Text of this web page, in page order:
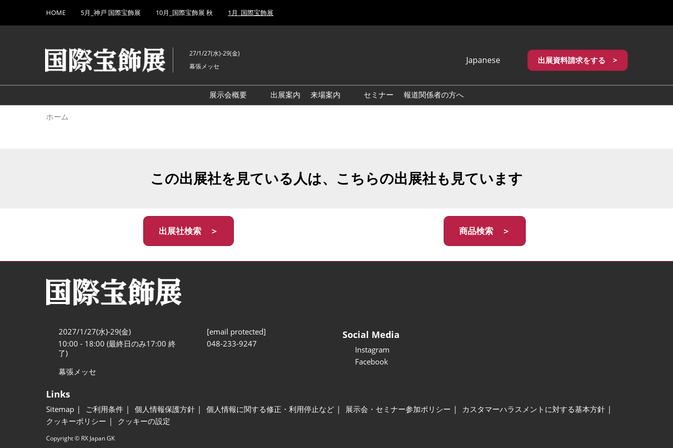
キ
し
て
to
HOME 5月_神戸 国際宝飾展 10月_国際宝飾展 秋 1月_国際宝飾展
27/1/27(水)-29(金)
幕張メッセ
Japanese
English
繁體中文
出展資料請求をする >
展示会概要
出展案内
来場案内
アクセス・来場ガイド
セミナー 報道関係者の方へ
ホーム
この出展社を見ている人は、こちらの出展社も見ています
出展社検索 ＞ 商品検索 ＞
2027/1/27(水)-29(金)
10:00 - 18:00 (最終日のみ17:00 終
了)
幕張メッセ
[email protected]
048-233-9247
Social Media
Instagram
Facebook
Links
Sitemap ご利用条件 個人情報保護方針 個人情報に関する修正・利用停止など 展示会・セミナー参加ポリシー
カスタマーハラスメントに対する基本方針
クッキーポリシー
クッキーの設定
Copyright © RX Japan GK